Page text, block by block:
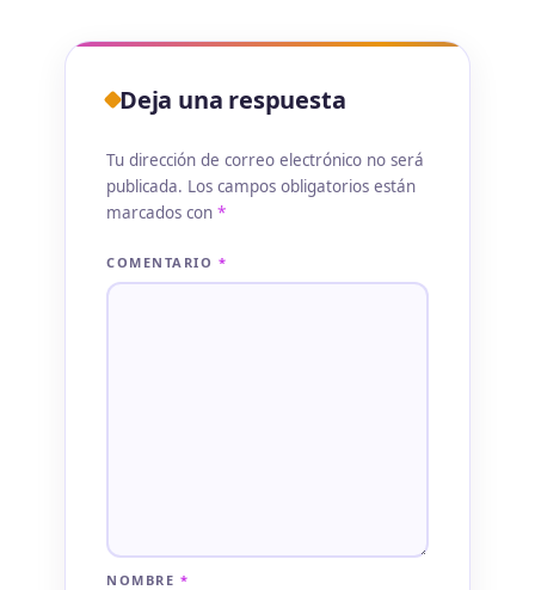
Deja una respuesta
Tu dirección de correo electrónico no será
publicada. Los campos obligatorios están
marcados con *
COMENTARIO *
NOMBRE *